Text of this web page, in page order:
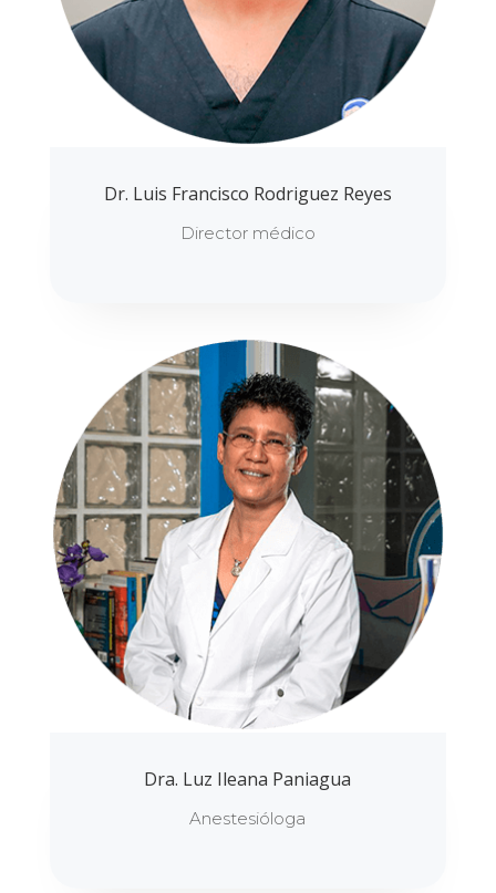
Dr. Luis Francisco Rodriguez Reyes
Director médico
Dra. Luz Ileana Paniagua
Anestesióloga